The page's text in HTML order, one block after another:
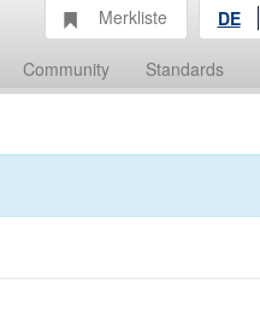
Community Standards
Merkliste DE